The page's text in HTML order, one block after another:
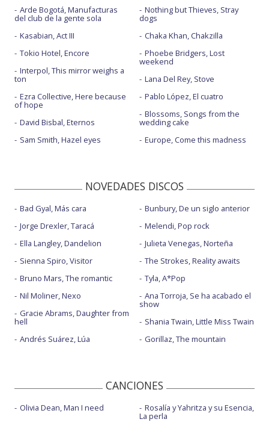
Arde Bogotá, Manufacturas
del club de la gente sola
Kasabian, Act III
Tokio Hotel, Encore
Interpol, This mirror weighs a
ton
Ezra Collective, Here because
of hope
David Bisbal, Eternos
Sam Smith, Hazel eyes
Nothing but Thieves, Stray
dogs
Chaka Khan, Chakzilla
Phoebe Bridgers, Lost
weekend
Lana Del Rey, Stove
Pablo López, El cuatro
Blossoms, Songs from the
wedding cake
Europe, Come this madness
NOVEDADES DISCOS
Bad Gyal, Más cara
Jorge Drexler, Taracá
Ella Langley, Dandelion
Sienna Spiro, Visitor
Bruno Mars, The romantic
Nil Moliner, Nexo
Gracie Abrams, Daughter from
hell
Andrés Suárez, Lúa
Bunbury, De un siglo anterior
Melendi, Pop rock
Julieta Venegas, Norteña
The Strokes, Reality awaits
Tyla, A*Pop
Ana Torroja, Se ha acabado el
show
Shania Twain, Little Miss Twain
Gorillaz, The mountain
CANCIONES
Olivia Dean, Man I need Rosalía y Yahritza y su Esencia,
La perla